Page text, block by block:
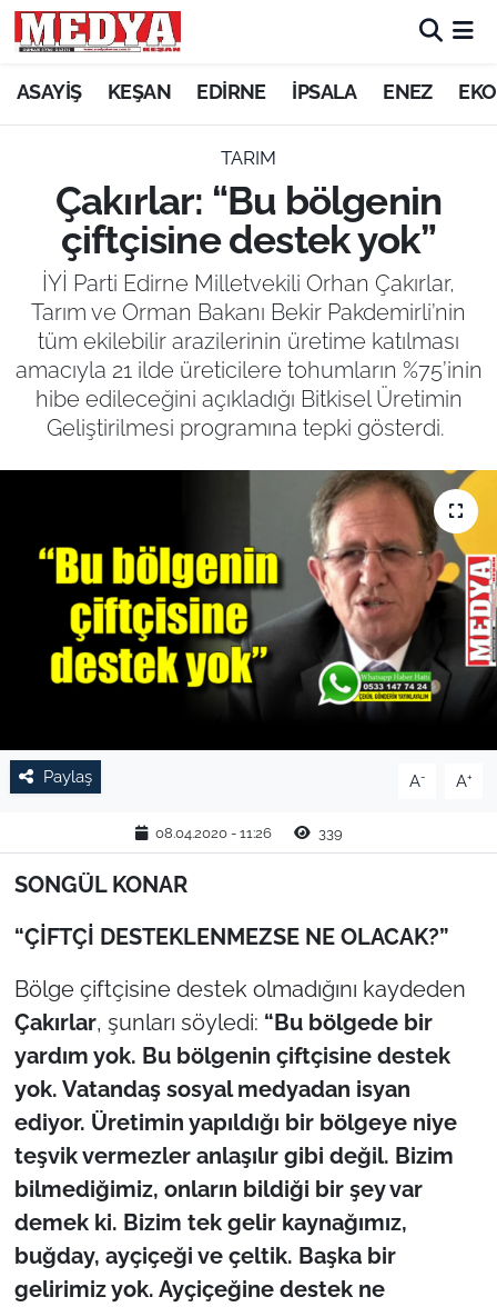
ASAYİŞ KEŞAN EDİRNE İPSALA ENEZ
TARIM
Çakırlar: “Bu bölgenin
çiftçisine destek yok”
İYİ Parti Edirne Milletvekili Orhan Çakırlar,
Tarım ve Orman Bakanı Bekir Pakdemirli’nin
tüm ekilebilir arazilerinin üretime katılması
amacıyla 21 ilde üreticilere tohumların %75’inin
hibe edileceğini açıkladığı Bitkisel Üretimin
Geliştirilmesi programına tepki gösterdi.
Paylaş A- A+
08.04.2020 - 11:26 339
SONGÜL KONAR
“ÇİFTÇİ DESTEKLENMEZSE NE OLACAK?”
Bölge çiftçisine destek olmadığını kaydeden
Çakırlar, şunları söyledi: “Bu bölgede bir
yardım yok. Bu bölgenin çiftçisine destek
yok. Vatandaş sosyal medyadan isyan
ediyor. Üretimin yapıldığı bir bölgeye niye
teşvik vermezler anlaşılır gibi değil. Bizim
bilmediğimiz, onların bildiği bir şey var
demek ki. Bizim tek gelir kaynağımız,
buğday, ayçiçeği ve çeltik. Başka bir
gelirimiz yok. Ayçiçeğine destek ne
KEŞAN
ASAYİŞ
SİYASET
GÜNDEM
EKONOMİ
SAĞLIK
KÜLTÜR SANAT
RESMİ İLAN
YAŞAM
TEKİRDAĞ
KIRKLARELİ
ÇANAKKALE
TÜRKİYE
Bölge
Güvenlik
Genel
Politika